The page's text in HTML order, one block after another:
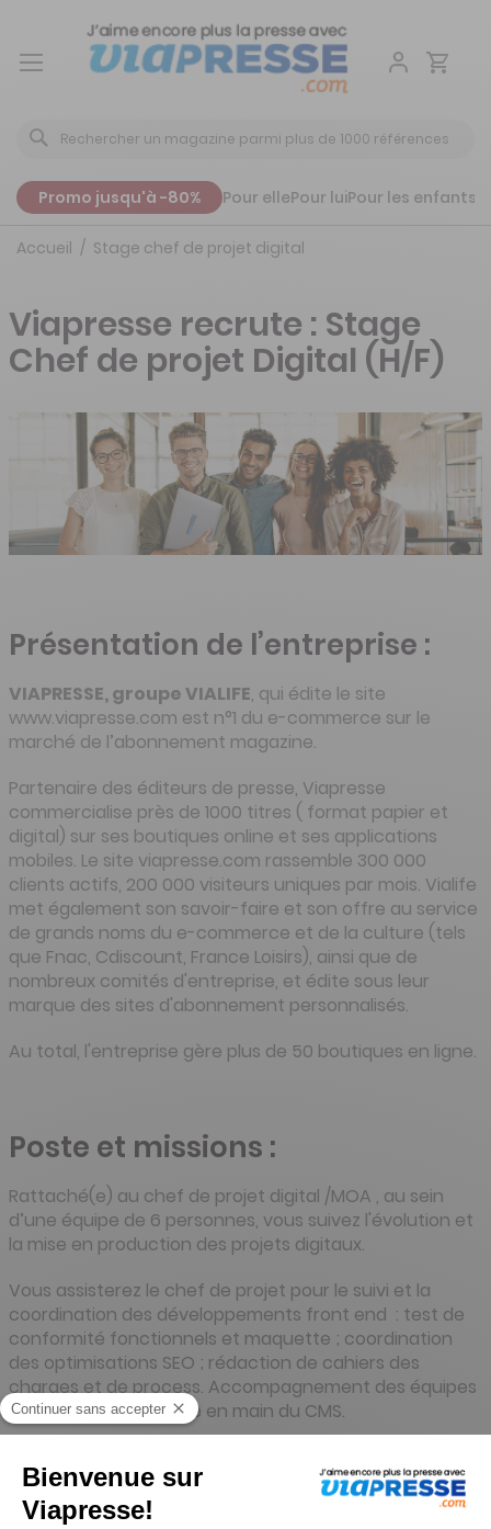
Aller
Promo jusqu'à -80% Pour ellePour luiPour les enfants
Accueil Stage chef de projet digital
Viapresse recrute : Stage
Chef de projet Digital (H/F)
Présentation de l’entreprise :
VIAPRESSE, groupe VIALIFE, qui édite le site
www.viapresse.com est n°1 du e-commerce sur le
marché de l’abonnement magazine.
Partenaire des éditeurs de presse, Viapresse
commercialise près de 1000 titres ( format papier et
digital) sur ses boutiques online et ses applications
mobiles. Le site viapresse.com rassemble 300 000
clients actifs, 200 000 visiteurs uniques par mois. Vialife
met également son savoir-faire et son offre au service
de grands noms du e-commerce et de la culture (tels
que Fnac, Cdiscount, France Loisirs), ainsi que de
nombreux comités d'entreprise, et édite sous leur
marque des sites d'abonnement personnalisés.
Au total, l'entreprise gère plus de 50 boutiques en ligne.
Poste et missions :
Rattaché(e) au chef de projet digital /MOA , au sein
d’une équipe de 6 personnes, vous suivez l'évolution et
la mise en production des projets digitaux.
Vous assisterez le chef de projet pour le suivi et la
coordination des développements front end : test de
conformité fonctionnels et maquette ; coordination
des optimisations SEO ; rédaction de cahiers des
charges et de process. Accompagnement des équipes
marketing pour la prise en main du CMS.
- Magento2